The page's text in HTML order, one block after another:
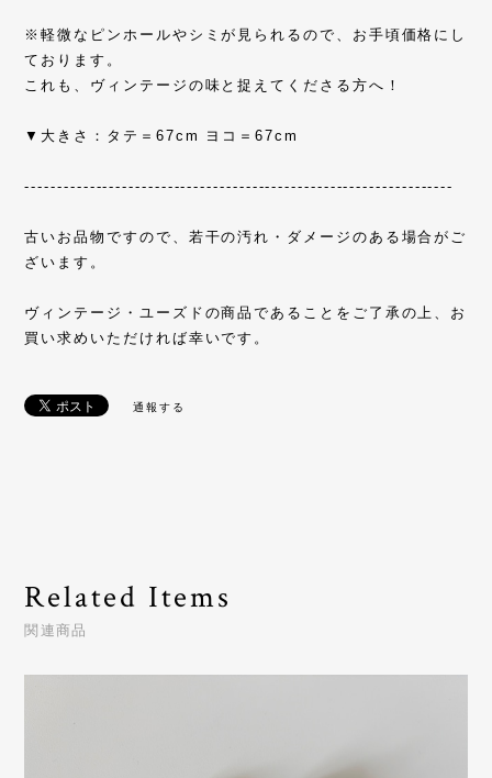
※軽微なピンホールやシミが見られるので、お手頃価格にし
ております。
これも、ヴィンテージの味と捉えてくださる方へ！
▼大きさ：タテ＝67cm ヨコ＝67cm
------------------------------------------------------------------
古いお品物ですので、若干の汚れ・ダメージのある場合がご
ざいます。
ヴィンテージ・ユーズドの商品であることをご了承の上、お
買い求めいただければ幸いです。
通報する
Related Items
関連商品